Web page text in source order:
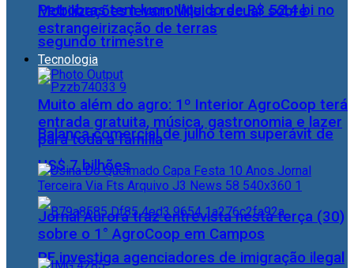
Petrobras tem lucro líquido de R$ 52,4 bi no
segundo trimestre
Balança comercial de julho tem superávit de
US$ 7 bilhões
PF investiga agenciadores de imigração ilegal
Mobilizações levam Milei a recuar sobre
estrangeirização de terras
Tecnologia
Muito além do agro: 1º Interior AgroCoop terá
entrada gratuita, música, gastronomia e lazer
para toda a família
Jornal Aurora traz entrevista nesta terça (30)
sobre o 1° AgroCoop em Campos